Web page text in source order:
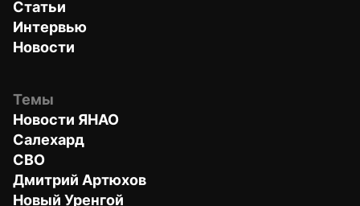
Статьи
Интервью
Новости
Темы
Новости ЯНАО
Салехард
СВО
Дмитрий Артюхов
Новый Уренгой